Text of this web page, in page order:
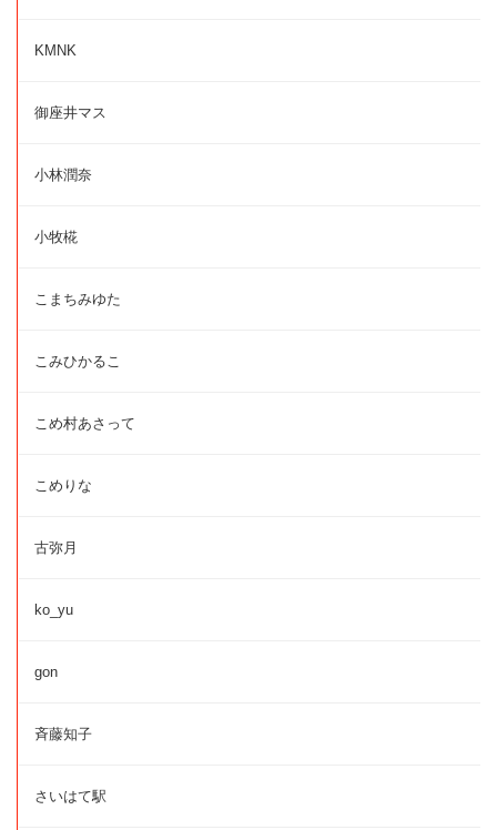
KMNK
御座井マス
小林潤奈
小牧椛
こまちみゆた
こみひかるこ
こめ村あさって
こめりな
古弥月
ko_yu
gon
斉藤知子
さいはて駅